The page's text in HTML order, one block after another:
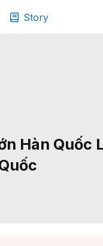
Story
Hàn Quốc